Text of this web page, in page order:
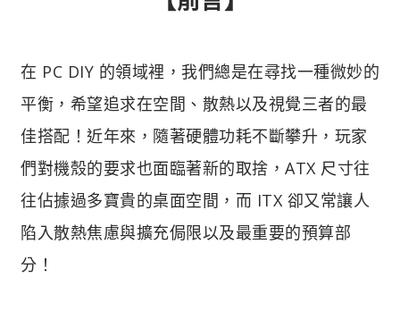
在 PC DIY 的領域裡，我們總是在尋找一種微妙的
平衡，希望追求在空間、散熱以及視覺三者的最
佳搭配！近年來，隨著硬體功耗不斷攀升，玩家
們對機殼的要求也面臨著新的取捨，ATX 尺寸往
往佔據過多寶貴的桌面空間，而 ITX 卻又常讓人
陷入散熱焦慮與擴充侷限以及最重要的預算部
分！